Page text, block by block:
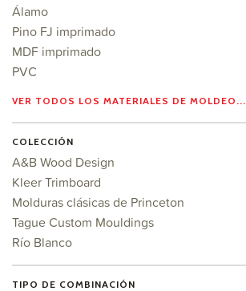
Álamo
Pino FJ imprimado
MDF imprimado
PVC
VER TODOS LOS MATERIALES DE MOLDEO...
COLECCIÓN
A&B Wood Design
Kleer Trimboard
Molduras clásicas de Princeton
Tague Custom Mouldings
Río Blanco
TIPO DE COMBINACIÓN